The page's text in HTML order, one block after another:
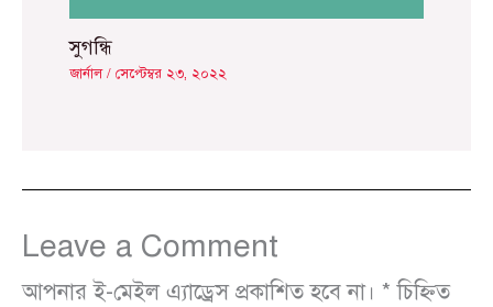
সুগন্ধি
জার্নাল/সেপ্টেম্বর ২৩, ২০২২
Leave a Comment
আপনার ই-মেইল এ্যাড্রেস প্রকাশিত হবে না। * চিহ্নিত